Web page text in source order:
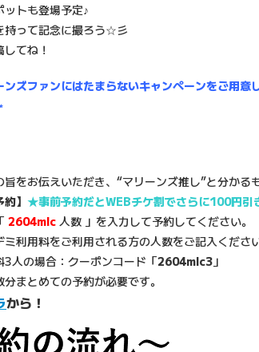
トも登場予定♪
持って記念に撮ろう☆彡
てね！
ズファンにはたまらないキャンペーンをご用意
をお伝えいただき、“マリーンズ推し”と分かる
】 ★事前予約だとWEBチケ割でさらに100円引
2604mlc 人数 」を入力して予約してください。
利用料をご利用される方の人数をご記入ください
人の場合：クーポンコード「2604mlc3 」
まとめての予約が必要です。
から！